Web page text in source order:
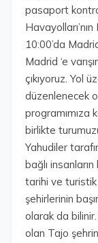
pasaport
10:00’da
Madrid ‘e
çıkıyoruz. Yol
düzenlenecek
programımıza
birlikte
Yahudiler
bağlı
tarihi ve turistik
şehirlerinin
olarak da bilinir.
olan Tajo